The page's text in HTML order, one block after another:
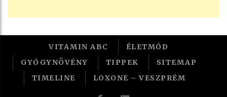
VITAMIN ABC
ÉLETMÓD
GYÓGYNÖVÉNY
TIPPEK
SITEMAP
TIMELINE
LOXONE – VESZPRÉM